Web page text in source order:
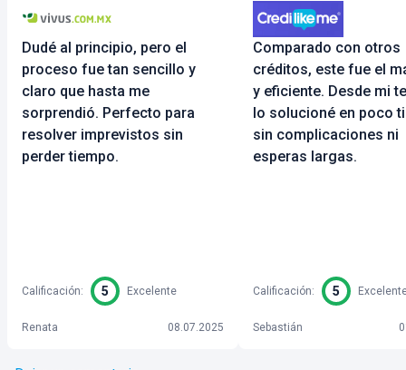
Dudé al principio, pero el
proceso fue tan sencillo y
claro que hasta me
sorprendió. Perfecto para
resolver imprevistos sin
perder tiempo.
Calificación: 5 Excelente
Renata 08.07.2025
Comparado con otros
créditos, este fue el
y eficiente. Desde mi
lo solucioné en poco
sin complicaciones ni
esperas largas.
Calificación: 5
Sebastián